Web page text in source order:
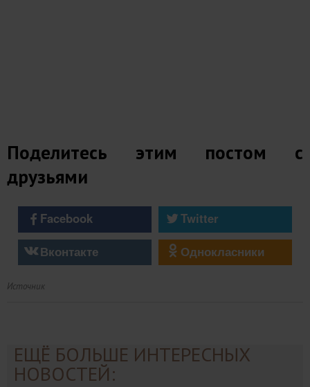
Поделитесь этим постом с
друзьями
Facebook
Twitter
Вконтакте
Однокласники
Источник
ЕЩЁ БОЛЬШЕ ИНТЕРЕСНЫХ
НОВОСТЕЙ: